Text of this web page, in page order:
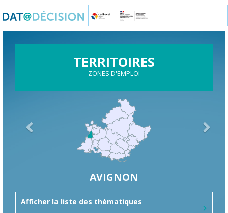
TERRITOIRES
ZONES D'EMPLOI
AVIGNON
Afficher la liste des thématiques
Panneau de gestion des cookies